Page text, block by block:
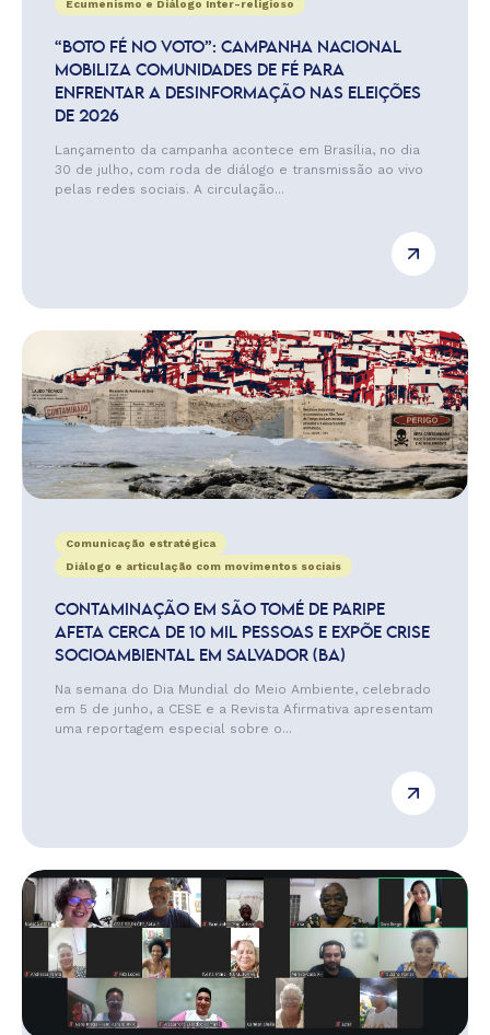
Ecumenismo e Diálogo Inter-religioso
“BOTO FÉ NO VOTO”: CAMPANHA NACIONAL
MOBILIZA COMUNIDADES DE FÉ PARA
ENFRENTAR A DESINFORMAÇÃO NAS ELEIÇÕES
DE 2026
Lançamento da campanha acontece em Brasília, no dia
30 de julho, com roda de diálogo e transmissão ao vivo
pelas redes sociais. A circulação...
Comunicação estratégica
Diálogo e articulação com movimentos sociais
CONTAMINAÇÃO EM SÃO TOMÉ DE PARIPE
AFETA CERCA DE 10 MIL PESSOAS E EXPÕE CRISE
SOCIOAMBIENTAL EM SALVADOR (BA)
Na semana do Dia Mundial do Meio Ambiente, celebrado
em 5 de junho, a CESE e a Revista Afirmativa apresentam
uma reportagem especial sobre o...